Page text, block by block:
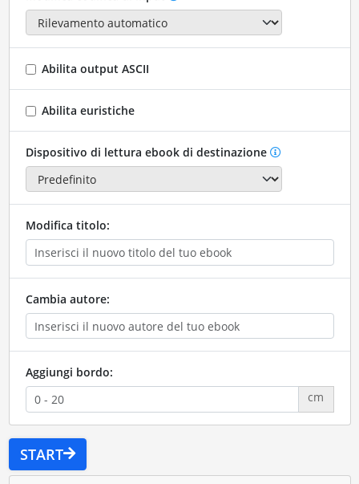
Abilita output ASCII
Abilita euristiche
Dispositivo di lettura ebook di destinazione
Modifica titolo:
Cambia autore:
Aggiungi bordo:
cm
START